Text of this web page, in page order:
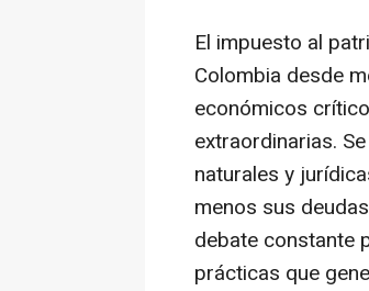
El impuesto al
Colombia desde
económicos
extraordinarias.
naturales y
menos sus
debate constante
prácticas que